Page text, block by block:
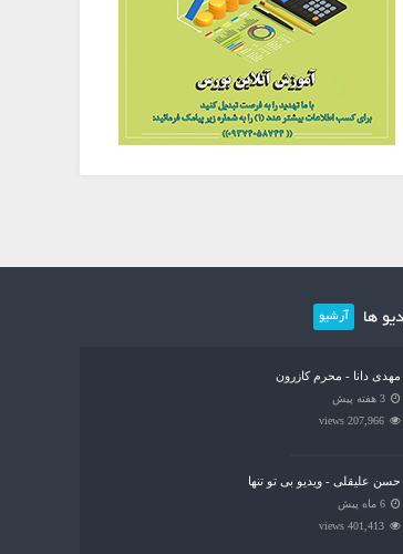
ها آرشیو
مهدی دانا - محرم کازرون
3 هفته پیش
207,966 views
حسن علیقلی - ویدیو بی تو تنها
6 ماه پیش
401,413 views